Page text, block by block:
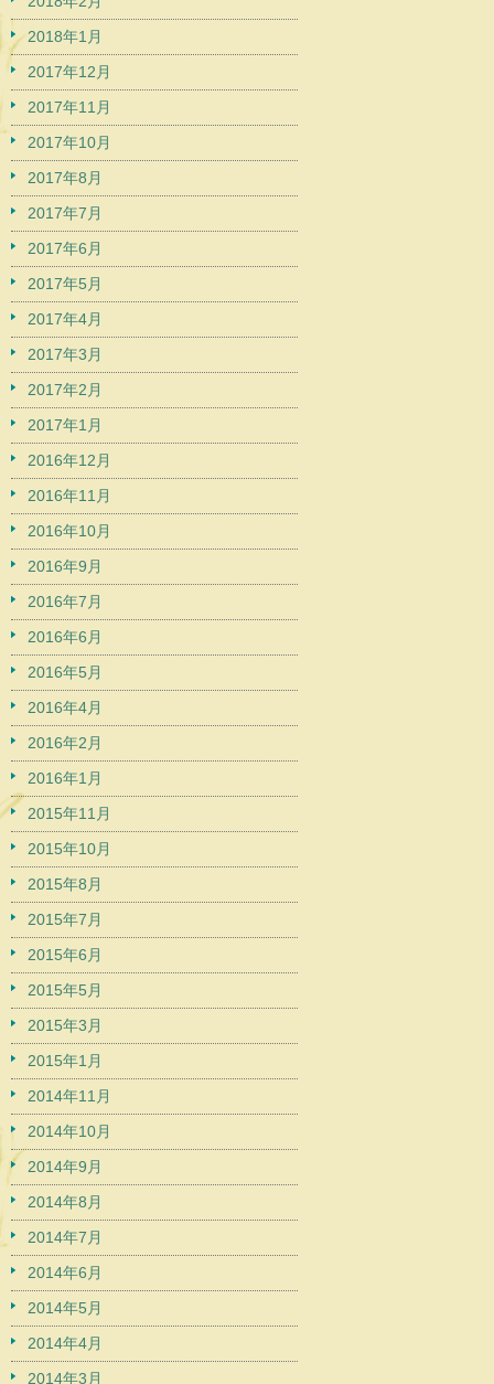
2018年1月
2017年12月
2017年11月
2017年10月
2017年8月
2017年7月
2017年6月
2017年5月
2017年4月
2017年3月
2017年2月
2017年1月
2016年12月
2016年11月
2016年10月
2016年9月
2016年7月
2016年6月
2016年5月
2016年4月
2016年2月
2016年1月
2015年11月
2015年10月
2015年8月
2015年7月
2015年6月
2015年5月
2015年3月
2015年1月
2014年11月
2014年10月
2014年9月
2014年8月
2014年7月
2014年6月
2014年5月
2014年4月
2014年3月